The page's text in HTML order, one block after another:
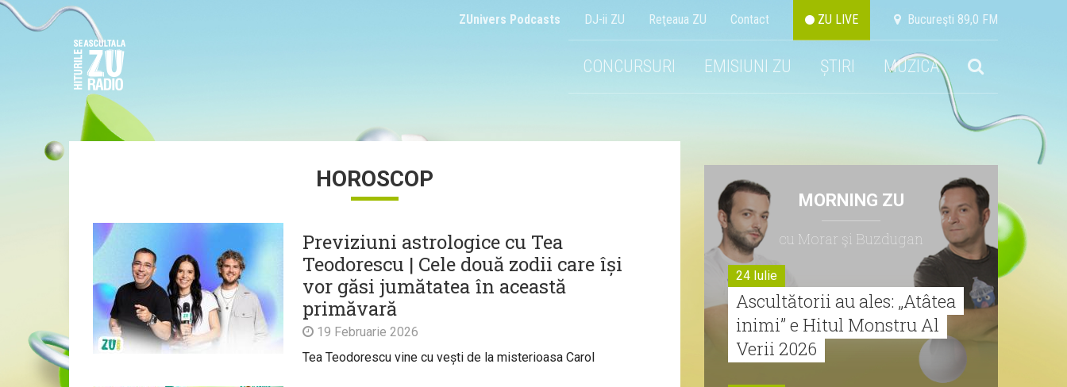
ZUnivers Podcasts DJ-ii ZU Reţeaua ZU Contact ZU LIVE Bucureşti 89,0 FM
CONCURSURI EMISIUNI ZU ȘTIRI MUZICA
HOROSCOP
Previziuni astrologice cu Tea
Teodorescu | Cele două zodii care își
vor găsi jumătatea în această
primăvară
19 Februarie 2026
Tea Teodorescu vine cu vești de la misterioasa Carol
MORNING ZU
cu Morar şi Buzdugan
24 Iulie
Ascultătorii au ales: „Atâtea
inimi” e Hitul Monstru Al
Verii 2026